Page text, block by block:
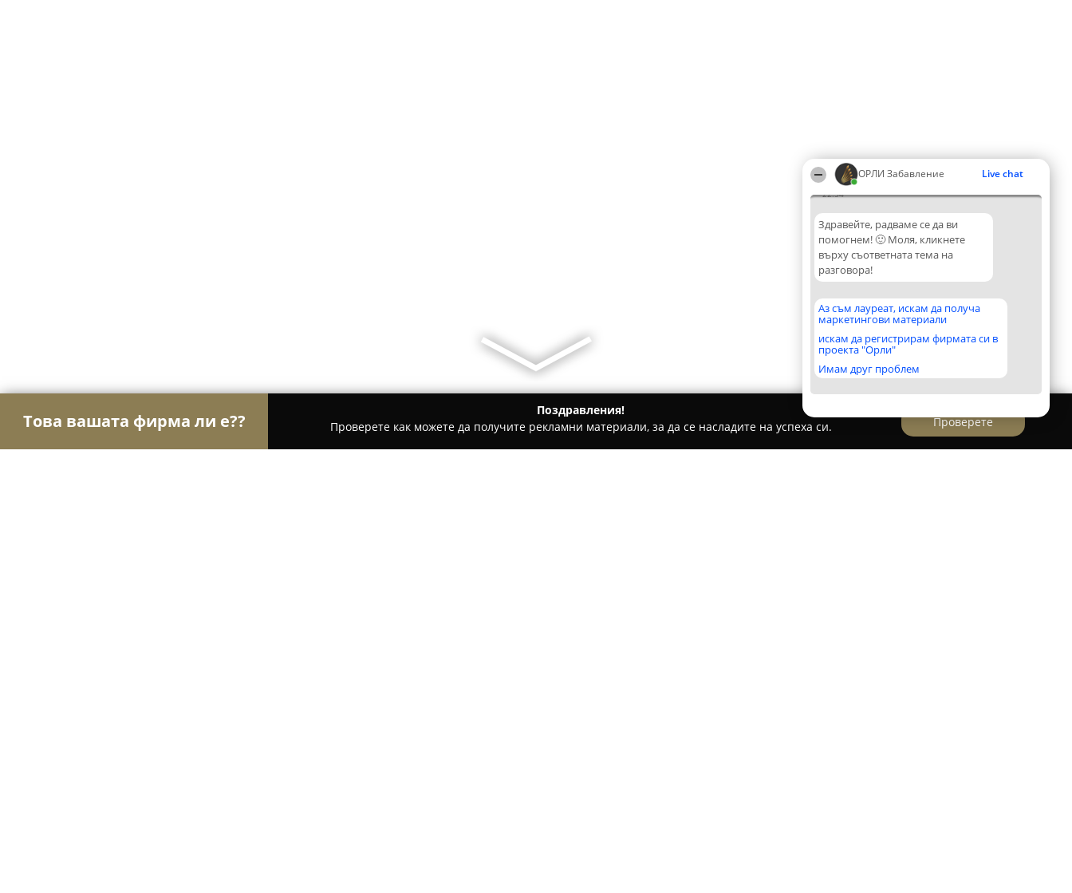
ОРЛИ Забавление Live chat
22:54
Здравейте, радваме се да ви
помогнем! 🙂 Моля, кликнете
върху съответната тема на
разговора!
Аз съм лауреат, искам да получа
маркетингови материали
искам да регистрирам фирмата си в
проекта "Орли"
Имам друг проблем
Това вашата фирма ли е??
Поздравления!
Проверете как можете да получите рекламни материали, за да се насладите на успеха си.
Проверете